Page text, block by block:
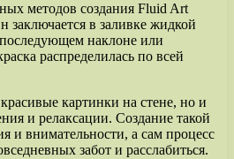
методов создания Fluid Art
заключается в заливке жидкой
наклоне или
распределилась по всей
картинки на стене, но и
и релаксации. Создание такой
и внимательности, а сам процесс
забот и расслабиться.